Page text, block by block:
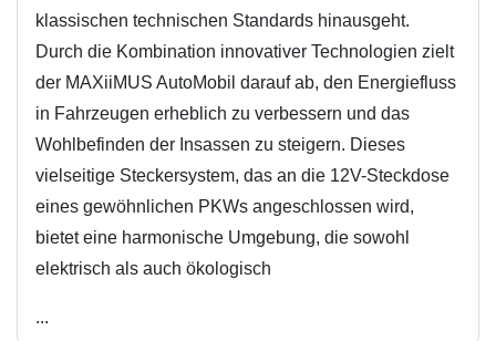
klassischen technischen Standards hinausgeht.
Durch die Kombination innovativer Technologien zielt
der MAXiiMUS AutoMobil darauf ab, den Energiefluss
in Fahrzeugen erheblich zu verbessern und das
Wohlbefinden der Insassen zu steigern. Dieses
vielseitige Steckersystem, das an die 12V-Steckdose
eines gewöhnlichen PKWs angeschlossen wird,
bietet eine harmonische Umgebung, die sowohl
elektrisch als auch ökologisch
...